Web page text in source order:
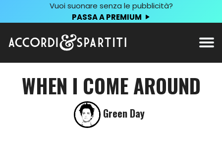
Vuoi suonare senza le pubblicità?
PASSA A PREMIUM
WHEN I COME AROUND
Green Day